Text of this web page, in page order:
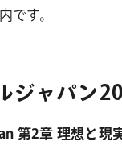
です。
ジャパン
第2章 理想と現